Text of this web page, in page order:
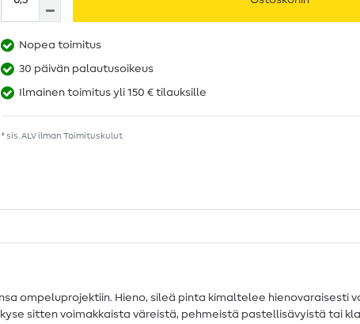
Nopea toimitus
30 päivän palautusoikeus
Ilmainen toimitus yli 150 € tilauksille
* sis. ALV ilman Toimituskulut
ompeluprojektiin. Hieno, sileä pinta kimaltelee hienovaraisesti
sitten voimakkaista väreistä, pehmeistä pastellisävyistä tai